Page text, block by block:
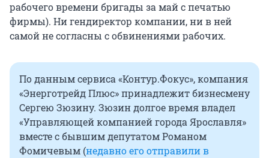
рабочего времени бригады за май с печатью
фирмы). Ни гендиректор компании, ни в ней
самой не согласны с обвинениями рабочих.
По данным сервиса «Контур.Фокус», компания
«Энерготрейд Плюс» принадлежит бизнесмену
Сергею Зюзину. Зюзин долгое время владел
«Управляющей компанией города Ярославля»
вместе с бывшим депутатом Романом
Фомичевым (недавно его отправили в